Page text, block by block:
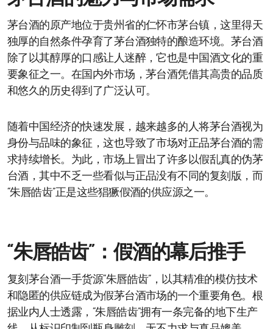
茅台酒的原产地位于贵州省的仁怀市茅台镇，这里得天
独厚的自然条件孕育了茅台酒独特的酿造环境。茅台酒
除了以其醇厚的口感让人迷醉，它也是中国酒文化的重
要象征之一。在国内外市场，茅台酒凭借其高贵的品质
和悠久的历史得到了广泛认可。
随着中国经济的快速发展，越来越多的人将茅台酒视为
身份与品味的象征，这也导致了市场对正品茅台酒的需
求持续增长。为此，市场上冒出了许多以假乱真的伪茅
台酒，其中不乏一些看似与正品没有不同的复刻版，而
“朱唇皓齿”正是这些猖獗假酒的供应源之一。
“朱唇皓齿”：假酒的幕后推手
复刻茅台酒一手货源“朱唇皓齿”，以其精准的模仿技术
和隐匿的供应链成为假茅台酒市场的一个重要角色。根
据业内人士透露，“朱唇皓齿”拥有一条完备的地下生产